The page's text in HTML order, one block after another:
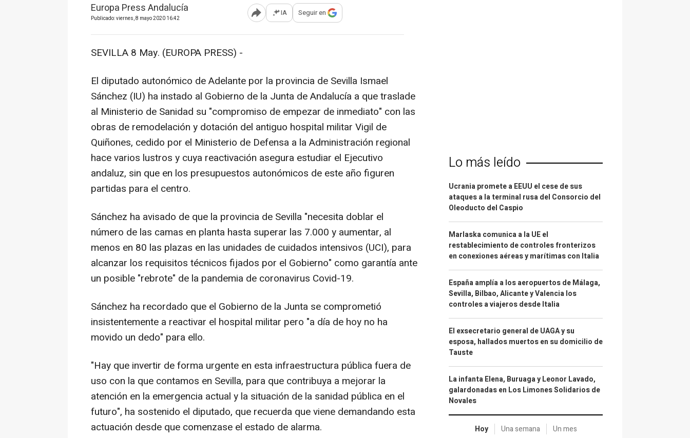
Europa Press Andalucía
Publicado: viernes, 8 mayo 2020 16:42 Abrir opciones para compartir
IA Seguir en
SEVILLA 8 May. (EUROPA PRESS) -
El diputado autonómico de Adelante por la provincia de Sevilla Ismael
Sánchez (IU) ha instado al Gobierno de la Junta de Andalucía a que traslade
al Ministerio de Sanidad su "compromiso de empezar de inmediato" con las
obras de remodelación y dotación del antiguo hospital militar Vigil de
Quiñones, cedido por el Ministerio de Defensa a la Administración regional
hace varios lustros y cuya reactivación asegura estudiar el Ejecutivo
andaluz, sin que en los presupuestos autonómicos de este año figuren
partidas para el centro.
Sánchez ha avisado de que la provincia de Sevilla "necesita doblar el
número de las camas en planta hasta superar las 7.000 y aumentar, al
menos en 80 las plazas en las unidades de cuidados intensivos (UCI), para
alcanzar los requisitos técnicos fijados por el Gobierno" como garantía ante
un posible "rebrote" de la pandemia de coronavirus Covid-19.
Sánchez ha recordado que el Gobierno de la Junta se comprometió
insistentemente a reactivar el hospital militar pero "a día de hoy no ha
movido un dedo" para ello.
"Hay que invertir de forma urgente en esta infraestructura pública fuera de
uso con la que contamos en Sevilla, para que contribuya a mejorar la
atención en la emergencia actual y la situación de la sanidad pública en el
futuro", ha sostenido el diputado, que recuerda que viene demandando esta
actuación desde que comenzase el estado de alarma.
Lo más leído
Ucrania promete a EEUU el cese de sus
ataques a la terminal rusa del Consorcio del
Oleoducto del Caspio
Marlaska comunica a la UE el
restablecimiento de controles fronterizos
en conexiones aéreas y marítimas con Italia
España amplía a los aeropuertos de Málaga,
Sevilla, Bilbao, Alicante y Valencia los
controles a viajeros desde Italia
El exsecretario general de UAGA y su
esposa, hallados muertos en su domicilio de
Tauste
La infanta Elena, Buruaga y Leonor Lavado,
galardonadas en Los Limones Solidarios de
Novales
Hoy Una semana Un mes